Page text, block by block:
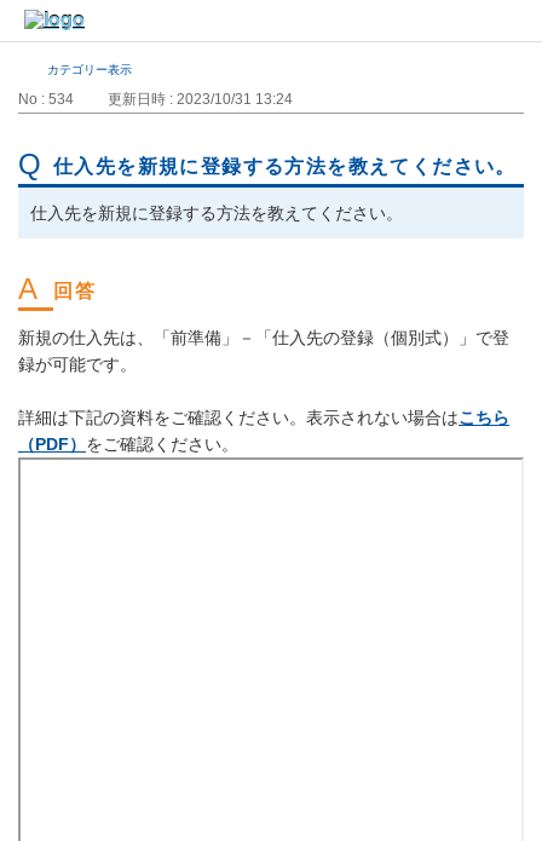
カテゴリー表示
No : 534 更新日時 : 2023/10/31 13:24
仕入先を新規に登録する方法を教えてください。
仕入先を新規に登録する方法を教えてください。
新規の仕入先は、「前準備」－「仕入先の登録（個別式）」で登
録が可能です。
詳細は下記の資料をご確認ください。表示されない場合はこちら
（PDF） をご確認ください。